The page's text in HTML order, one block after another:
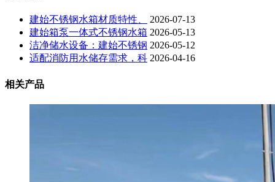
建始不锈钢水箱材质特性、
2026-07-13
建始箱泵一体式不锈钢水箱 2026-05-13
洁净储水设备：建始不锈钢 2026-05-12
适配消防用水储存需求，科 2026-04-16
相关产品